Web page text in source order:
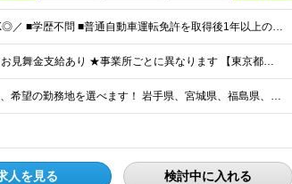
＼職歴不問！人柄重視の採用！未経験OK◎／ ■学歴不問 ■普通自動車運転免許を取得後1年以上の方（AT限定可） ※一部勤務地で「2017年3月12日以降の取得者は要準中型免許」 ■44歳以下(※例外
★賞与年2回支給 ★結婚/出産/入学祝金、お見舞金支給あり ★事業所ごとに異なります 【東京都】 月給284,000円～298,540円 【神奈川県/千葉県】 月給284,000円 【埼玉県】 月給2
★全国の拠点で募集中！ ★自宅近くなど、希望の勤務地を選べます！ 岩手県、宮城県、福島県、新潟県、栃木県、茨城県、埼玉県、千葉県、東京都、神奈川県、山梨県、長野県、静岡県、滋賀県、兵庫県、岡山県、広
人を見る 検討中に入れる